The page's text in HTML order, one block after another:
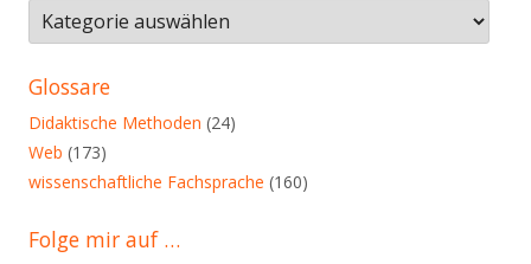
Themen
in
diesem
Blog
Glossare
Didaktische Methoden (24)
Web (173)
wissenschaftliche Fachsprache (160)
Folge mir auf …